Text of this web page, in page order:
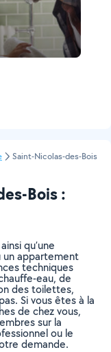
Saint-Nicolas-des-Bois
Bois :
qu’une
un appartement
techniques
eau, de
des toilettes,
Si vous êtes à la
de chez vous,
sur la
ou le
demande.